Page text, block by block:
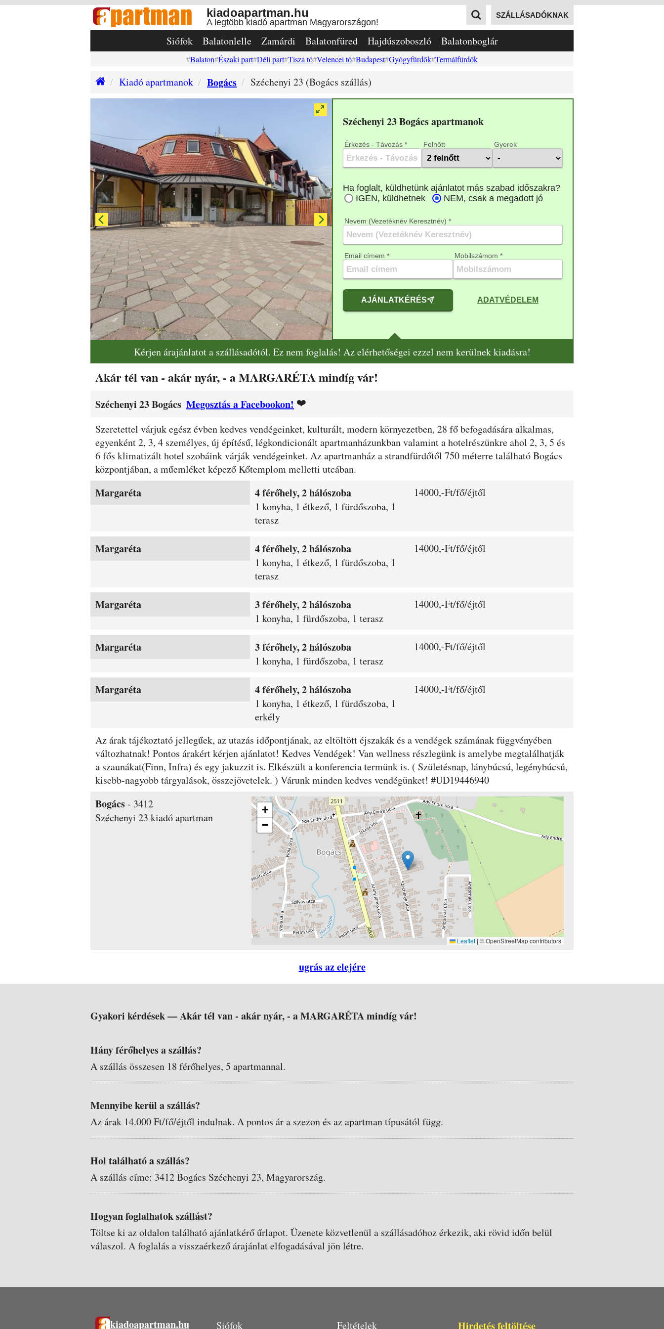
kiadoapartman.hu
A legtöbb kiadó apartman Magyarországon!
SZÁLLÁSADÓKNAK
Siófok Balatonlelle Zamárdi Balatonfüred Hajdúszoboszló Balatonboglár
Balaton Északi part Déli part Tisza tó Velencei tó Budapest Gyógyfürdők Termálfürdők
Kiadó apartmanok Bogács Széchenyi 23 (Bogács szállás)
Kérjen árajánlatot a szállásadótól. Ez nem foglalás! Az elérhetőségei ezzel nem kerülnek kiadásra!
Széchenyi 23 Bogács apartmanok
Érkezés - Távozás * Felnőtt Gyerek
Nevem (Vezetéknév Keresztnév) *
Email címem * Mobilszámom *
AJÁNLATKÉRÉS ADATVÉDELEM
Akár tél van - akár nyár, - a MARGARÉTA mindíg vár!
Széchenyi 23 Bogács Megosztás a Facebookon! ❤️
Leírás
Szeretettel várjuk egész évben kedves vendégeinket, kulturált, modern környezetben, 28 fő befogadására alkalmas,
egyenként 2, 3, 4 személyes, új építésű, légkondicionált apartmanházunkban valamint a hotelrészünkre ahol 2, 3, 5 és
6 fős klimatizált hotel szobáink várják vendégeinket. Az apartmanház a strandfürdőtől 750 méterre található Bogács
központjában, a műemléket képező Kőtemplom melletti utcában.
Szobák és árak
Margaréta 4 férőhely, 2 hálószoba
1 konyha, 1 étkező, 1 fürdőszoba, 1
terasz
14000,-Ft/fő/éjtől
Margaréta 4 férőhely, 2 hálószoba
1 konyha, 1 étkező, 1 fürdőszoba, 1
terasz
14000,-Ft/fő/éjtől
Margaréta 3 férőhely, 2 hálószoba
1 konyha, 1 fürdőszoba, 1 terasz
14000,-Ft/fő/éjtől
Margaréta 3 férőhely, 2 hálószoba
1 konyha, 1 fürdőszoba, 1 terasz
14000,-Ft/fő/éjtől
Margaréta 4 férőhely, 2 hálószoba
1 konyha, 1 étkező, 1 fürdőszoba, 1
erkély
14000,-Ft/fő/éjtől
Az árak tájékoztató jellegűek, az utazás időpontjának, az eltöltött éjszakák és a vendégek számának függvényében
változhatnak! Pontos árakért kérjen ajánlatot! Kedves Vendégek! Van wellness részlegünk is amelybe megtalálhatják
a szaunákat(Finn, Infra) és egy jakuzzit is. Elkészült a konferencia termünk is. ( Születésnap, lánybúcsú, legénybúcsú,
kisebb-nagyobb tárgyalások, összejövetelek. ) Várunk minden kedves vendégünket! #UD19446940
Bogács- 3412
Széchenyi 23 kiadó apartman
+
−
Leaflet | © OpenStreetMap contributors
ugrás az elejére
Gyakori kérdések —Akár tél van - akár nyár, - a MARGARÉTA mindíg vár!
Hány férőhelyes a szállás?
A szállás összesen 18 férőhelyes, 5 apartmannal.
Mennyibe kerül a szállás?
Az árak 14.000 Ft/fő/éjtől indulnak. A pontos ár a szezon és az apartman típusától függ.
Hol található a szállás?
A szállás címe: 3412 Bogács Széchenyi 23, Magyarország.
Hogyan foglalhatok szállást?
Töltse ki az oldalon található ajánlatkérő űrlapot. Üzenete közvetlenül a szállásadóhoz érkezik, aki rövid időn belül
válaszol. A foglalás a visszaérkező árajánlat elfogadásával jön létre.
kiadoapartman.hu Siófok Feltételek Hirdetés feltöltése